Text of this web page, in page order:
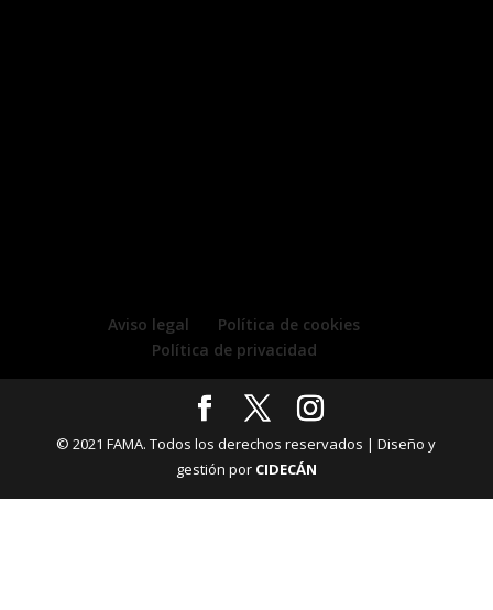
Aviso legal
Política de cookies
Política de privacidad
© 2021 FAMA. Todos los derechos reservados | Diseño y
gestión por CIDECÁN